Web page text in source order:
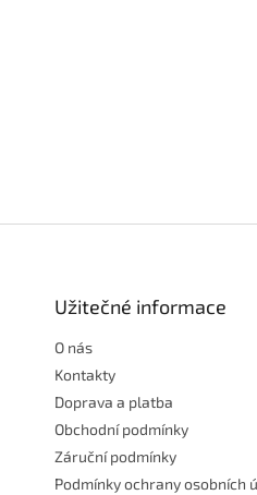
Užitečné informace
O nás
Kontakty
Doprava a platba
Obchodní podmínky
Záruční podmínky
Podmínky ochrany osobních